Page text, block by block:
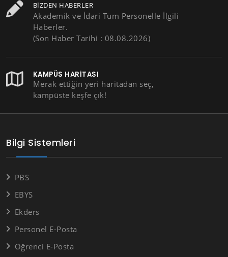
BIZDEN HABERLER
Akademik ve İdari Tüm Personelle İlgili
Haberler.
(Son Haber Tarihi : 08.08.2026)
KAMPÜS HARITASI
Merak ettiğin yeri haritadan seç,
kampüste keşfe çık!
Bilgi Sistemleri
PBS
EBYS
Ekders
Personel E-Posta
Öğrenci E-Posta